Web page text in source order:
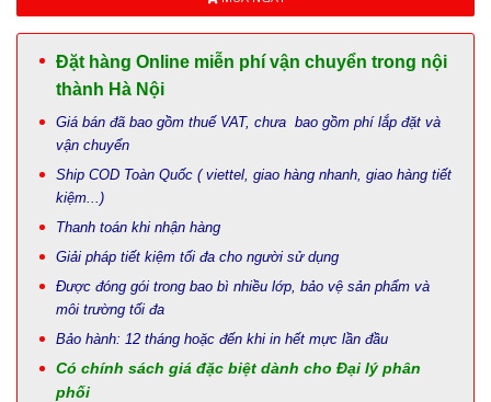
Đặt hàng Online miễn phí vận chuyển trong nội
thành Hà Nội
Giá bán đã bao gồm thuế VAT, chưa bao gồm phí lắp đặt và
vận chuyển
Ship COD Toàn Quốc ( viettel, giao hàng nhanh, giao hàng tiết
kiệm...)
Thanh toán khi nhận hàng
Giải pháp tiết kiệm tối đa cho người sử dụng
Được đóng gói trong bao bì nhiều lớp, bảo vệ sản phẩm và
môi trường tối đa
Bảo hành: 12 tháng hoặc đến khi in hết mực lần đầu
Có chính sách giá đặc biệt dành cho Đại lý phân
phối